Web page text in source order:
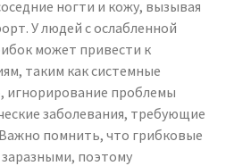
ногти и кожу, вызывая
У людей с ослабленной
может привести к
таким как системные
игнорирование проблемы
заболевания, требующие
помнить, что грибковые
поэтому